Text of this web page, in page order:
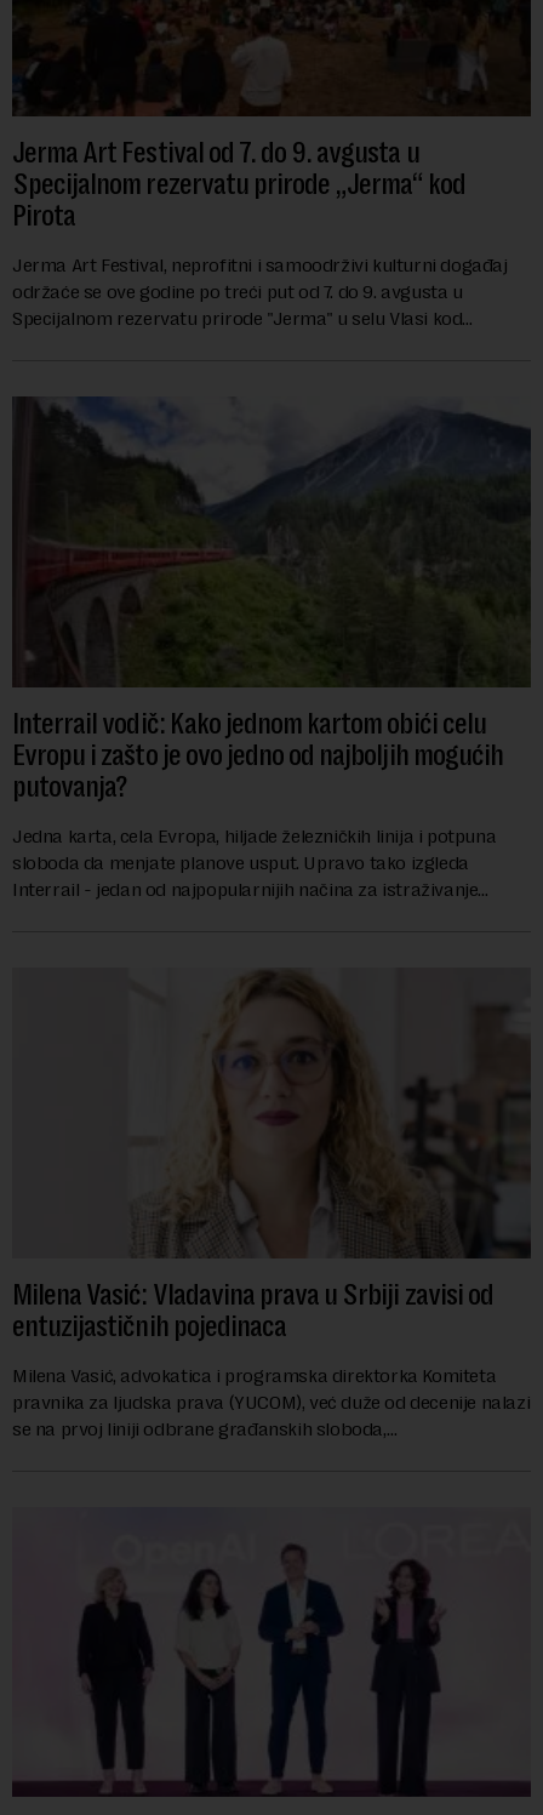
Jerma Art Festival od 7. do 9. avgusta u
Specijalnom rezervatu prirode „Jerma“ kod
Pirota
Jerma Art Festival, neprofitni i samoodrživi kulturni događaj
održaće se ove godine po treći put od 7. do 9. avgusta u
Specijalnom rezervatu prirode "Jerma" u selu Vlasi kod
Interrail vodič: Kako jednom kartom obići celu
Evropu i zašto je ovo jedno od najboljih mogućih
putovanja?
Jedna karta, cela Evropa, hiljade železničkih linija i potpuna
sloboda da menjate planove usput. Upravo tako izgleda
Interrail - jedan od najpopularnijih načina za istraživanje
Milena Vasić: Vladavina prava u Srbiji zavisi od
entuzijastičnih pojedinaca
Milena Vasić, advokatica i programska direktorka Komiteta
pravnika za ljudska prava (YUCOM), već duže od decenije nalazi
se na prvoj liniji odbrane građanskih sloboda,